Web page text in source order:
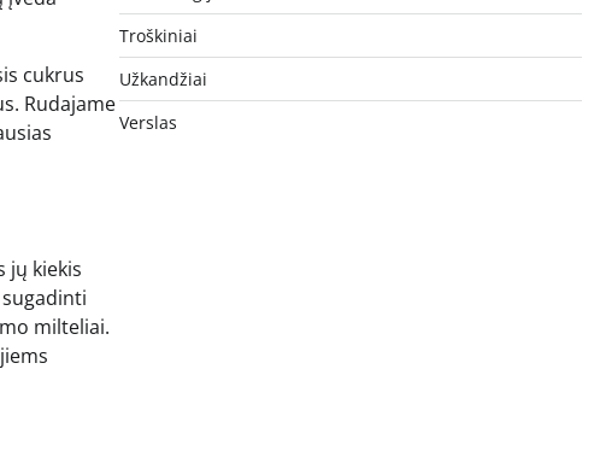
cukrus
Rudajame
jų kiekis
milteliai.
Troškiniai
Užkandžiai
Verslas